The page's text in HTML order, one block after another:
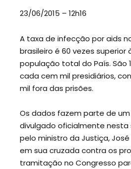
23/06/2015 – 12h16
A taxa de infecção por aids
brasileiro é 60 vezes superior
população total do País. São
cada cem mil presidiários,
mil fora das prisões.
Os dados fazem parte de
divulgado oficialmente nesta
pelo ministro da Justiça,
em sua cruzada contra os
tramitação no Congresso